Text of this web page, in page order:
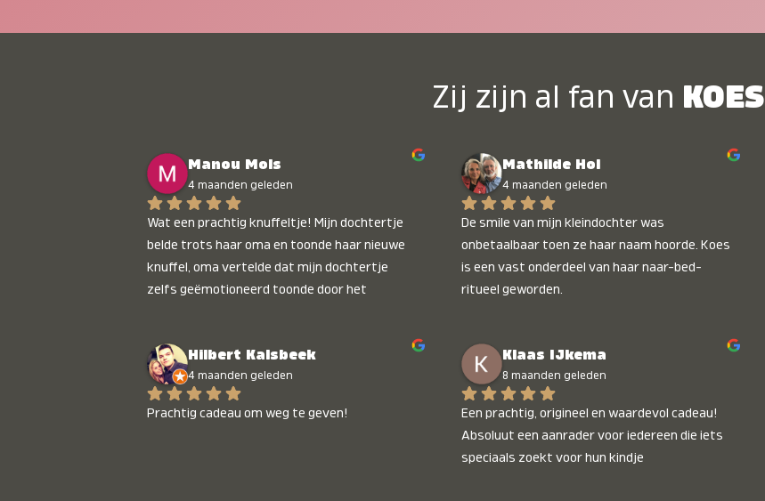
Zij zijn al fan van KOES
Manou Mols
4 maanden geleden
Wat een prachtig knuffeltje! Mijn dochtertje
belde trots haar oma en toonde haar nieuwe
knuffel, oma vertelde dat mijn dochtertje
zelfs geëmotioneerd toonde door het
Mathilde Hol
4 maanden geleden
De smile van mijn kleindochter was
onbetaalbaar toen ze haar naam hoorde. Koes
is een vast onderdeel van haar naar-bed-
ritueel geworden.
Hilbert Kalsbeek
4 maanden geleden
Prachtig cadeau om weg te geven!
Klaas IJkema
8 maanden geleden
Een prachtig, origineel en waardevol cadeau!
Absoluut een aanrader voor iedereen die iets
speciaals zoekt voor hun kindje